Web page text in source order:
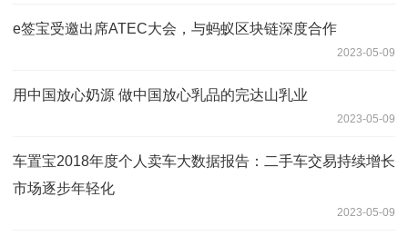
e签宝受邀出席ATEC大会，与蚂蚁区块链深度合作
2023-05-09
用中国放心奶源 做中国放心乳品的完达山乳业
2023-05-09
车置宝2018年度个人卖车大数据报告：二手车交易持续增长
市场逐步年轻化
2023-05-09